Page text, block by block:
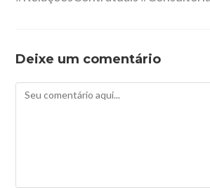
Deixe um comentário